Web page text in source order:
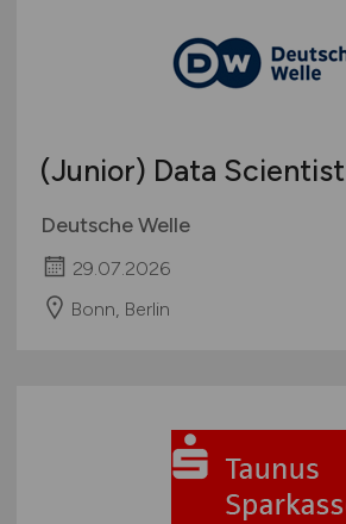
(Junior) Data Scientist
Deutsche Welle
29.07.2026
Bonn, Berlin